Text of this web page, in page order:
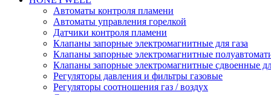
Автоматы контроля пламени
Автоматы управления горелкой
Датчики контроля пламени
Клапаны запорные электромагнитные для газа
Клапаны запорные электромагнитные
Клапаны запорные электромагнитные сдвоенные
Регуляторы давления и фильтры газовые
Регуляторы соотношения газ / воздух